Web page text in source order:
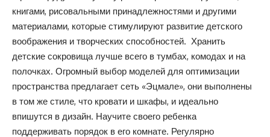
книгами, рисовальными принадлежностями и другими
материалами, которые стимулируют развитие детского
воображения и творческих способностей. Хранить
детские сокровища лучше всего в тумбах, комодах и на
полочках. Огромный выбор моделей для оптимизации
пространства предлагает сеть «Эцмале», они выполнены
в том же стиле, что кровати и шкафы, и идеально
впишутся в дизайн. Научите своего ребенка
поддерживать порядок в его комнате. Регулярно